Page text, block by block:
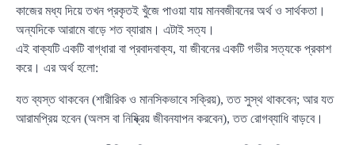
কাজের মধ্য দিয়ে তখন প্রকৃতই খুঁজে পাওয়া যায় মানবজীবনের অর্থ ও সার্থকতা।
অন্যদিকে আরামে বাড়ে শত ব্যারাম। এটাই সত্য।
এই বাক্যটি একটি বাগ্ধারা বা প্রবাদবাক্য, যা জীবনের একটি গভীর সত্যকে প্রকাশ
করে। এর অর্থ হলো:
যত ব্যস্ত থাকবেন (শারীরিক ও মানসিকভাবে সক্রিয়), তত সুস্থ থাকবেন; আর যত
আরামপ্রিয় হবেন (অলস বা নিষ্ক্রিয় জীবনযাপন করবেন), তত রোগব্যাধি বাড়বে।